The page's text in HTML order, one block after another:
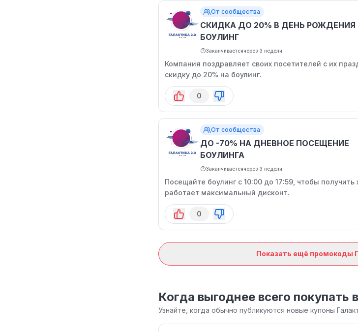
От сообщества
СКИДКА ДО 20% В ДЕНЬ РОЖДЕНИЯ
БОУЛИНГ
Заканчиваетсячерез 3 недели
Компания поздравляет своих посетителей с их
скидку до 20% на боулинг.
0
От сообщества
ДО -70% НА ДНЕВНОЕ ПОСЕЩЕНИЕ
БОУЛИНГА
Заканчиваетсячерез 3 недели
Посещайте боулинг с 10:00 до 17:59, чтобы
работает максимальный дисконт.
0
Показать ещё промокоды
Когда выгоднее всего покупать
Узнайте, когда обычно публикуются новые купоны